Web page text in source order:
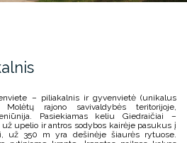
– piliakalnisir gyvenvietė (unikalus
Molėtų rajono savivaldybės teritorijoje,
. Pasiekiamas keliuGiedraičiai –
upelio ir antros sodybos kairėje pasukus į
už 350 m yra dešinėje šiaurės rytuose.